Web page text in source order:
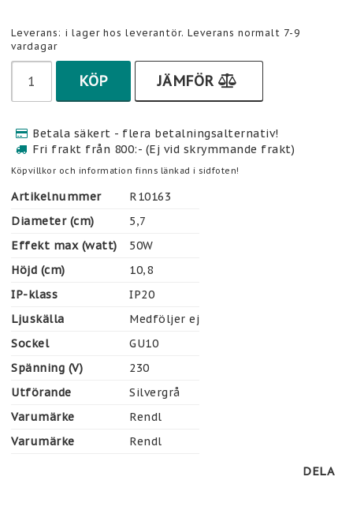
Leverans: i lager hos leverantör. Leverans normalt 7-9
vardagar
KÖP JÄMFÖR
Betala säkert - flera betalningsalternativ!
Fri frakt från 800:- (Ej vid skrymmande frakt)
Köpvillkor och information finns länkad i sidfoten!
Artikelnummer
R10163
Diameter (cm)
5,7
Effekt max (watt)
50W
Höjd (cm)
10,8
IP-klass
IP20
Ljuskälla
Medföljer ej
Sockel
GU10
Spänning (V)
230
Utförande
Silvergrå
Varumärke
Rendl
Varumärke
Rendl
DELA